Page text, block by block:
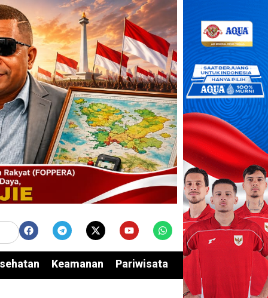
Keamanan Pariwisata Edukasi